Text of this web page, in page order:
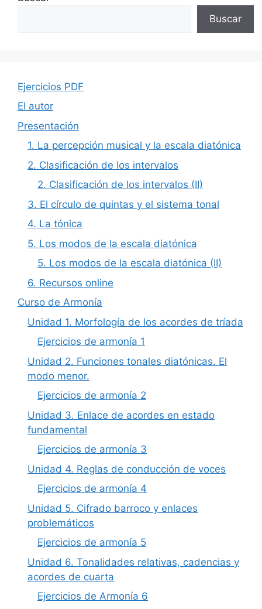
Buscar
Ejercicios PDF
El autor
Presentación
1. La percepción musical y la escala diatónica
2. Clasificación de los intervalos
2. Clasificación de los intervalos (II)
3. El círculo de quintas y el sistema tonal
4. La tónica
5. Los modos de la escala diatónica
5. Los modos de la escala diatónica (II)
6. Recursos online
Curso de Armonía
Unidad 1. Morfología de los acordes de tríada
Ejercicios de armonía 1
Unidad 2. Funciones tonales diatónicas. El
modo menor.
Ejercicios de armonía 2
Unidad 3. Enlace de acordes en estado
fundamental
Ejercicios de armonía 3
Unidad 4. Reglas de conducción de voces
Ejercicios de armonía 4
Unidad 5. Cifrado barroco y enlaces
problemáticos
Ejercicios de armonía 5
Unidad 6. Tonalidades relativas, cadencias y
acordes de cuarta
Ejercicios de Armonía 6